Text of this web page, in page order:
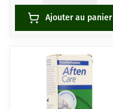
Ajouter au panier